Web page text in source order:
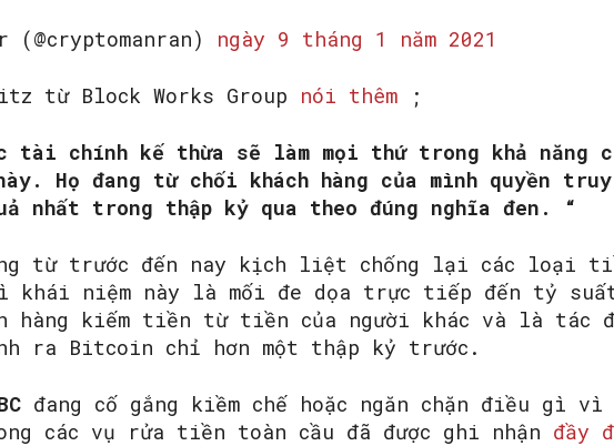
(@cryptomanran) ngày 9 tháng 1 năm 2021
từ Block Works Group nói thêm ;
tài chính kế thừa sẽ làm mọi thứ trong khả năng
Họ đang từ chối khách hàng của mình quyền
nhất trong thập kỷ qua theo đúng nghĩa đen. “
từ trước đến nay kịch liệt chống lại các loại
khái niệm này là mối đe dọa trực tiếp đến tỷ
hàng kiếm tiền từ tiền của người khác và là tác
ra Bitcoin chỉ hơn một thập kỷ trước.
đang cố gắng kiềm chế hoặc ngăn chặn điều gì
các vụ rửa tiền toàn cầu đã được ghi nhận đầy